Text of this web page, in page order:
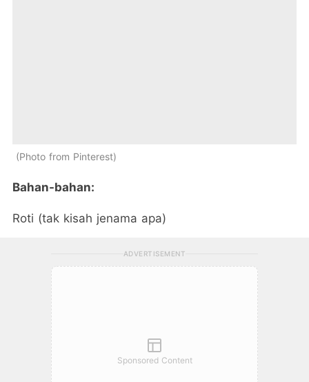
Photo from Pinterest
Bahan-bahan:
Roti (tak kisah jenama apa)
ADVERTISEMENT
Sponsored Content